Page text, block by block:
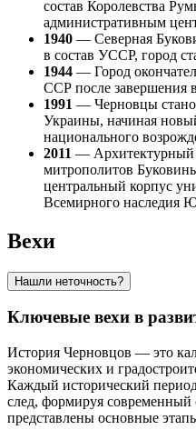
состав Королевства
административным
1940 — Северная
в состав УССР, город
1944 — Город
ССР после завершения
1991 — Черновцы
Украины, начиная
национального
2011 — Архитектурный
митрополитов
центральный корпус
Всемирного
Вехи
Нашли неточность?
Ключевые вехи в
История Черновцов — это
экономических и
Каждый исторический
след, формируя
представлены основные